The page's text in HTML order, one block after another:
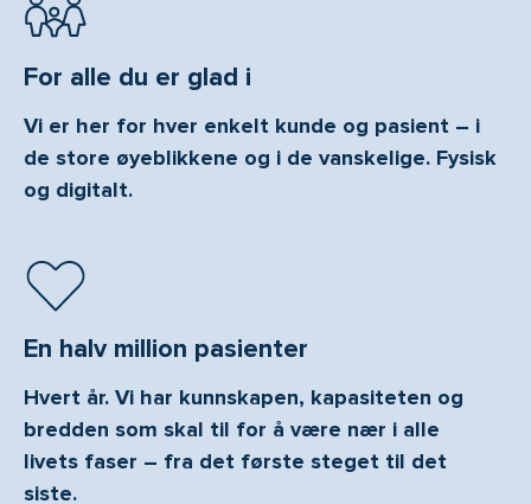
For alle du er glad i
Vi er her for hver enkelt kunde og pasient – i
de store øyeblikkene og i de vanskelige. Fysisk
og digitalt.
En halv million pasienter
Hvert år. Vi har kunnskapen, kapasiteten og
bredden som skal til for å være nær i alle
livets faser – fra det første steget til det
siste.